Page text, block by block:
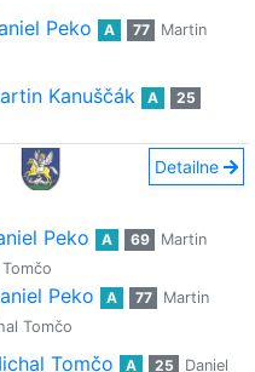
Peko A 77
Martin
Kanuščák A
25
Detailne
Peko A 69
Martin
Peko A 77
Martin
Tomčo
Tomčo A 25 Daniel